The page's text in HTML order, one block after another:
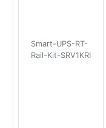
Smart-UPS-RT-
Rail-Kit-SRV1KRI